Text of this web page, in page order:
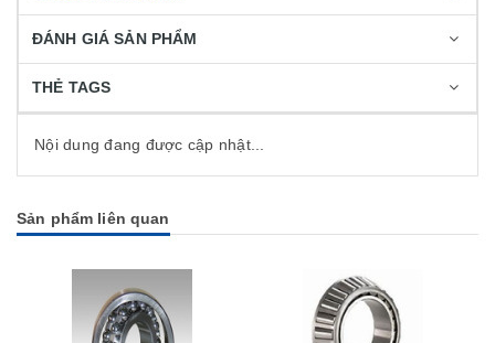
ĐÁNH GIÁ SẢN PHẨM
THẺ TAGS
Nội dung đang được cập nhật...
Sản phẩm liên quan